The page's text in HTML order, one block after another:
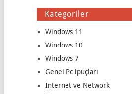
Kategoriler
Windows 11
Windows 10
Windows 7
Genel Pc ipuçları
Internet ve Network